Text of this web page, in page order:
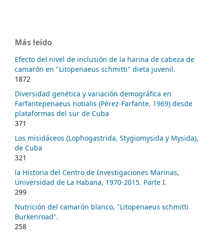
Más leído
Efecto del nivel de inclusión de la harina de cabeza de
camarón en "Litopenaeus schmitti" dieta juvenil.
1872
Diversidad genética y variación demográfica en
Farfantepenaeus notialis (Pérez-Farfante, 1969) desde
plataformas del sur de Cuba
371
Los misidáceos (Lophogastrida, Stygiomysida y Mysida),
de Cuba
321
la Historia del Centro de Investigaciones Marinas,
Universidad de La Habana, 1970-2015. Parte I.
299
Nutrición del camarón blanco, "Litopenaeus schmitti
Burkenroad".
258